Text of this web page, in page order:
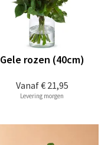
Vanaf€ 21,95
Gele rozen (40cm)
Levering morgen